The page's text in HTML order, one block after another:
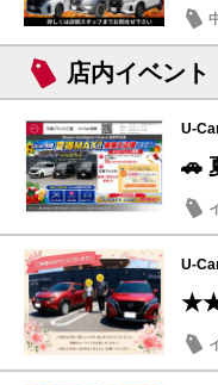
店内イベント
U-
🚗
U-
★★